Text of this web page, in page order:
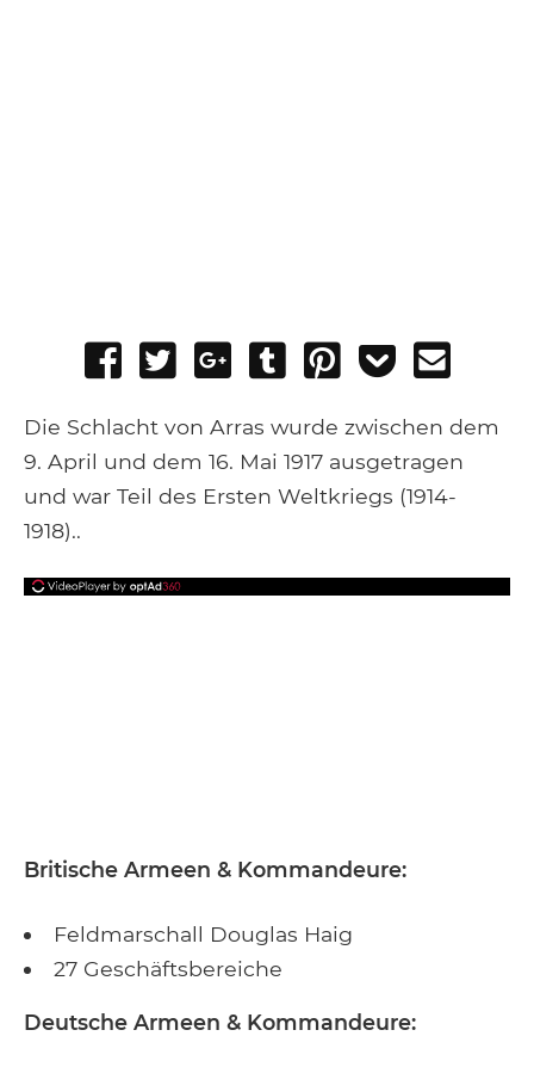
Share
Facebook
Tweet
Share
Google+
Post
Tumblr
Pin
Add
Pocket
Die Schlacht von Arras wurde zwischen dem
9. April und dem 16. Mai 1917 ausgetragen
und war Teil des Ersten Weltkriegs (1914-
1918)..
Britische Armeen & Kommandeure:
Feldmarschall Douglas Haig
27 Geschäftsbereiche
Deutsche Armeen & Kommandeure: